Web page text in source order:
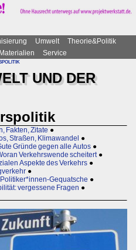
Umwelt
Theorie&Politik
Materialien
Service
UND DER
Fakten, Zitate ●
Straßen, Klimawandel ●
Gründe gegen alle Autos ●
Verkehrswende scheitert ●
Aspekte des Verkehrs ●
●
Politiker*innen-Gequatsche ●
vergessene Fragen ●